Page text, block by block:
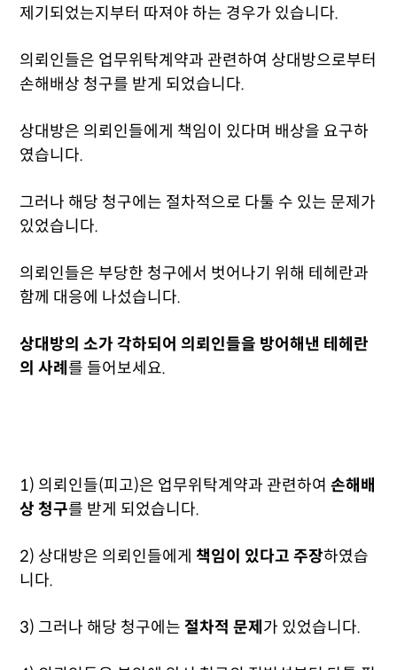
제기되었는지부터 따져야 하는 경우가 있습니다.
의뢰인들은 업무위탁계약과 관련하여 상대방으로부터
손해배상 청구를 받게 되었습니다.
상대방은 의뢰인들에게 책임이 있다며 배상을 요구하
였습니다.
그러나 해당 청구에는 절차적으로 다툴 수 있는 문제가
있었습니다.
의뢰인들은 부당한 청구에서 벗어나기 위해 테헤란과
함께 대응에 나섰습니다.
상대방의 소가 각하되어 의뢰인들을 방어해낸 테헤란
의 사례 를 들어보세요.
1) 의뢰인들(피고)은 업무위탁계약과 관련하여손해배
상 청구를 받게 되었습니다.
2) 상대방은 의뢰인들에게 책임이 있다고 주장하였습
니다.
3) 그러나 해당 청구에는 절차적 문제 가 있었습니다.